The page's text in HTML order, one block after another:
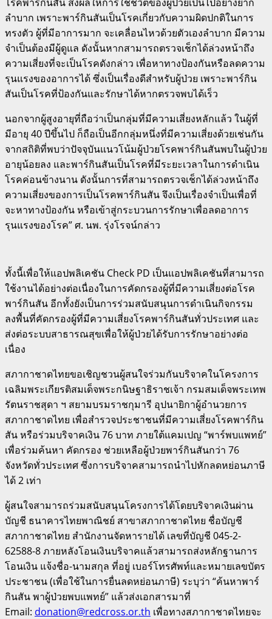
ลำบาก เพราะพาร์กินสันเป็นโรคเกี่ยวกับความผิดปกติในการ
ทรงตัว ผู้ที่มีอาการมาก จะเคลื่อนไหวด้วยตัวเองลำบาก มีความ
จำเป็นต้องมีผู้ดูแล ดังนั้นหากสามารถตรวจเช็กได้ล่วงหน้าถึง
ความเสี่ยงที่จะเป็นโรคดังกล่าว เพื่อหาทางป้องกันหรือลดความ
รุนแรงของอาการได้ ซึ่งเป็นเรื่องดีสำหรับผู้ป่วย เพราะพาร์กิน
สันเป็นโรคที่ป้องกันและรักษาได้หากตรวจพบได้เร็ว
นอกจากผู้สูงอายุที่ถือว่าเป็นกลุ่มที่มีความเสี่ยงหลักแล้ว ในผู้ที่
มีอายุ 40 ปีขึ้นไป ก็ถือเป็นอีกกลุ่มหนึ่งที่มีความเสี่ยงด้วยเช่นกัน
จากสถิติที่พบว่าปัจจุบันแนวโน้มผู้ป่วยโรคพาร์กินสันพบในผู้ป่วย
อายุน้อยลง และพาร์กินสันเป็นโรคที่มีระยะเวลาในการดำเนิน
โรคค่อนข้างนาน ดังนั้นการที่สามารถตรวจเช็กได้ล่วงหน้าถึง
ความเสี่ยงของการเป็นโรคพาร์กินสัน จึงเป็นเรื่องจำเป็นเพื่อที่
จะหาทางป้องกัน หรือเข้าสู่กระบวนการรักษาเพื่อลดอาการ
รุนแรงของโรค” ศ. นพ. รุ่งโรจน์กล่าว
ทั้งนี้เพื่อให้แอปพลิเคชัน Check PD เป็นแอปพลิเคชันที่สามารถ
ใช้งานได้อย่างต่อเนื่องในการคัดกรองผู้ที่มีความเสี่ยงต่อโรค
พาร์กินสัน อีกทั้งยังเป็นการร่วมสนับสนุนการดำเนินกิจกรรม
ลงพื้นที่คัดกรองผู้ที่มีความเสี่ยงโรคพาร์กินสันทั่วประเทศ และ
ส่งต่อระบบสาธารณสุขเพื่อให้ผู้ป่วยได้รับการรักษาอย่างต่อ
เนื่อง
สภากาชาดไทยขอเชิญชวนผู้สนใจร่วมกันบริจาคในโครงการ
เฉลิมพระเกียรติสมเด็จพระกนิษฐาธิราชเจ้า กรมสมเด็จพระเทพ
รัตนราชสุดา ฯ สยามบรมราชกุมารี อุปนายิกาผู้อำนวยการ
สภากาชาดไทย เพื่อสำรวจประชาชนที่มีความเสี่ยงโรคพาร์กิน
สัน หรือร่วมบริจาคเงิน 76 บาท ภายใต้แคมเปญ “พาร์พบแพทย์”
เพื่อร่วมค้นหา คัดกรอง ช่วยเหลือผู้ป่วยพาร์กินสันกว่า 76
จังหวัดทั่วประเทศ ซึ่งการบริจาคสามารถนำไปหักลดหย่อนภาษี
ได้ 2 เท่า
ผู้สนใจสามารถร่วมสนับสนุนโครงการได้โดยบริจาคเงินผ่าน
บัญชี ธนาคารไทยพาณิชย์ สาขาสภากาชาดไทย ชื่อบัญชี
สภากาชาดไทย สำนักงานจัดหารายได้ เลขที่บัญชี 045-2-
62588-8 ภายหลังโอนเงินบริจาคแล้วสามารถส่งหลักฐานการ
โอนเงิน แจ้งชื่อ-นามสกุล ที่อยู่ เบอร์โทรศัพท์และหมายเลขบัตร
ประชาชน (เพื่อใช้ในการยื่นลดหย่อนภาษี) ระบุว่า “ค้นหาพาร์
กินสัน พาผู้ป่วยพบแพทย์” แล้วส่งเอกสารมาที่
Email: donation@redcross.or.th เพื่อทางสภากาชาดไทยจะ